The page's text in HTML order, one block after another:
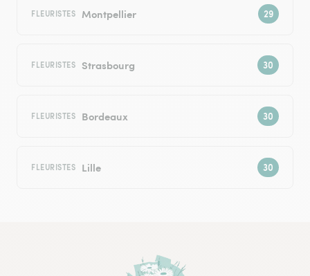
FLEURISTES Montpellier
FLEURISTES Strasbourg
FLEURISTES Bordeaux
FLEURISTES Lille